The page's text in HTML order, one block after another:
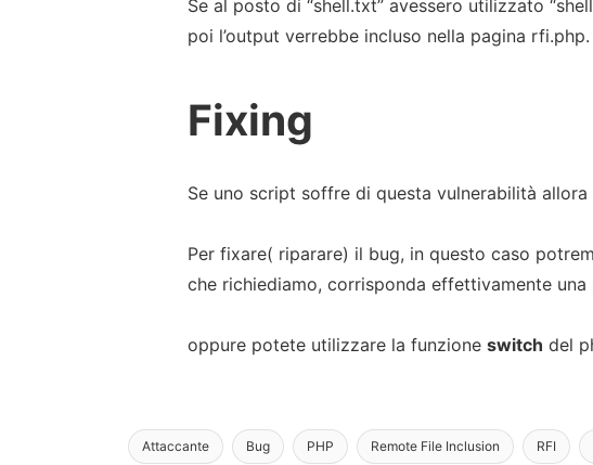
Se al posto di “shell.txt” avessero utilizzato
poi l’output verrebbe incluso nella pagina rfi.php.
Fixing
Se uno script soffre di questa vulnerabilità
Per fixare( riparare) il bug, in questo caso
che richiediamo, corrisponda effettivamente una
oppure potete utilizzare la funzioneswitch del
Attaccante Bug PHP Remote File Inclusion RFI